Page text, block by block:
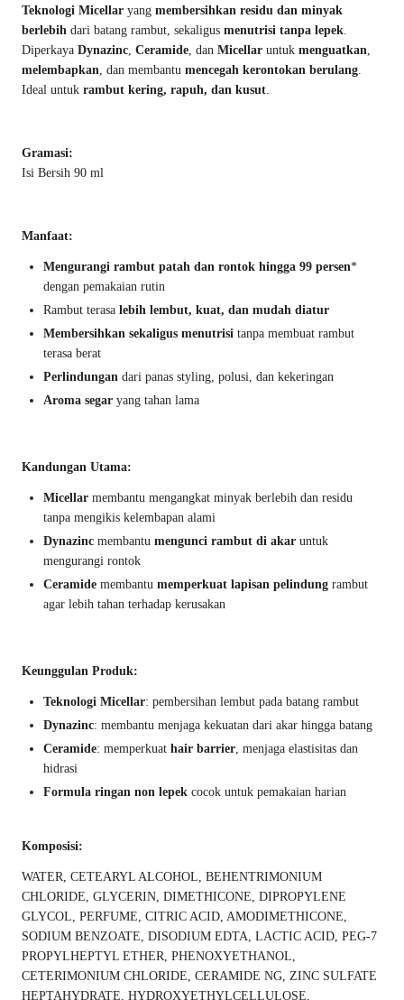
Teknologi Micellar yang membersihkan residu dan minyak
berlebih dari batang rambut, sekaligus menutrisi tanpa lepek.
Diperkaya Dynazinc, Ceramide, dan Micellar untuk menguatkan,
melembapkan, dan membantu mencegah kerontokan berulang.
Ideal untuk rambut kering, rapuh, dan kusut.
Gramasi:
Isi Bersih 90 ml
Manfaat:
Mengurangi rambut patah dan rontok hingga 99 persen*
dengan pemakaian rutin
Rambut terasa lebih lembut, kuat, dan mudah diatur
Membersihkan sekaligus menutrisi tanpa membuat rambut
terasa berat
Perlindungan dari panas styling, polusi, dan kekeringan
Aroma segar yang tahan lama
Kandungan Utama:
Micellar membantu mengangkat minyak berlebih dan residu
tanpa mengikis kelembapan alami
Dynazinc membantu mengunci rambut di akar untuk
mengurangi rontok
Ceramide membantu memperkuat lapisan pelindung rambut
agar lebih tahan terhadap kerusakan
Keunggulan Produk:
Teknologi Micellar: pembersihan lembut pada batang rambut
Dynazinc: membantu menjaga kekuatan dari akar hingga batang
Ceramide: memperkuat hair barrier, menjaga elastisitas dan
hidrasi
Formula ringan non lepek cocok untuk pemakaian harian
Komposisi:
WATER, CETEARYL ALCOHOL, BEHENTRIMONIUM
CHLORIDE, GLYCERIN, DIMETHICONE, DIPROPYLENE
GLYCOL, PERFUME, CITRIC ACID, AMODIMETHICONE,
SODIUM BENZOATE, DISODIUM EDTA, LACTIC ACID, PEG-7
PROPYLHEPTYL ETHER, PHENOXYETHANOL,
CETERIMONIUM CHLORIDE, CERAMIDE NG, ZINC SULFATE
HEPTAHYDRATE, HYDROXYETHYLCELLULOSE,